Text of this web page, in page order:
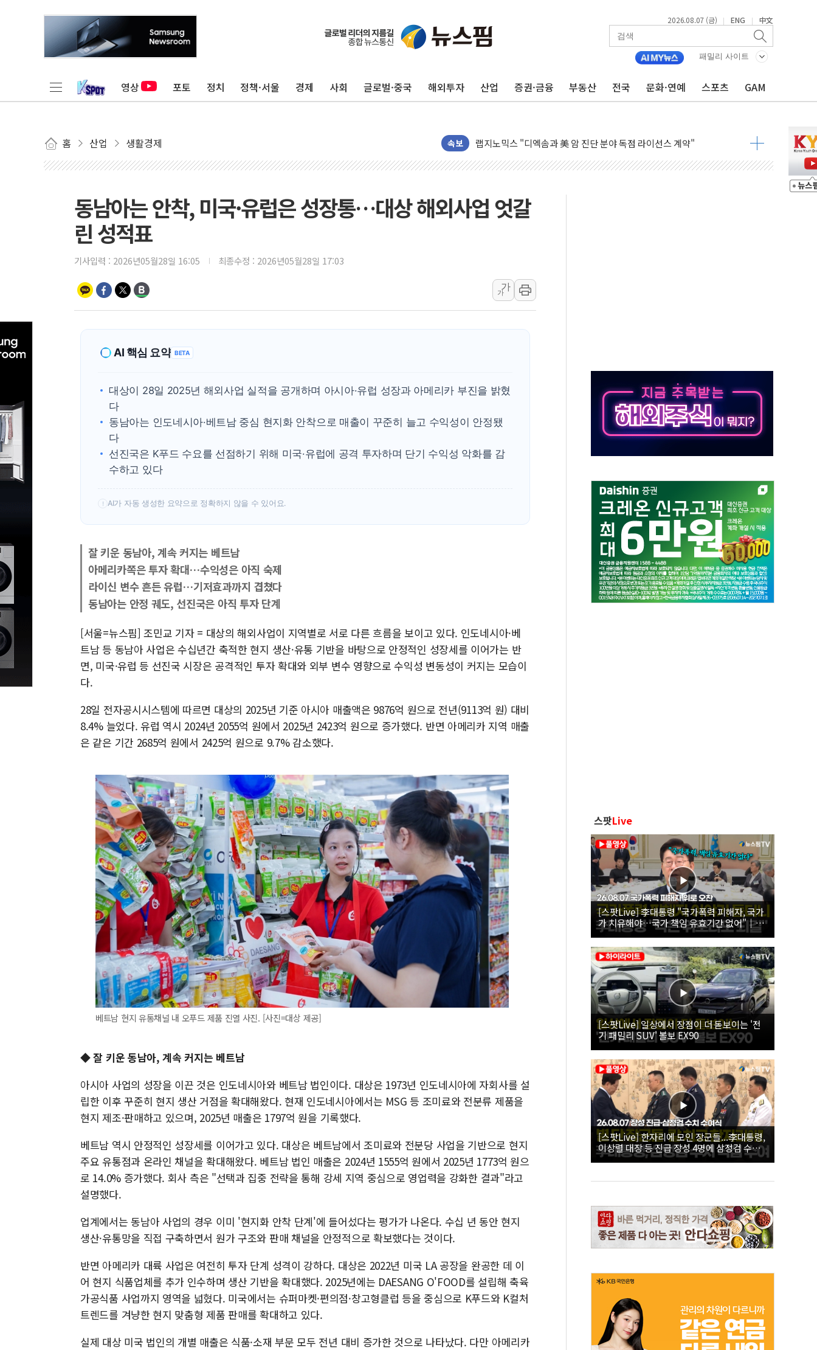
2026.08.07 (금) | ENG | 中文
패밀리 사이트
영상 포토 정치 정책·서울 경제 사회 글로벌·중국 해외투자 산업 증권·금융 부동산 전국 문화·연예 스포츠 GAM
홈 산업 생활경제 속보
李대통령, 호우 피해 경북 안동·의성 특별재난지역 선포
'변기 수리' 집주인에게 흉기 휘두른 30대 세입자…경찰, 현행범 체포
프롬바이오, 10일 거래 재개…"재무구조 개편"
NH농협생명, 농작업 중 온열질환 보장…폭염기 신속 보상 강화
랩지노믹스 "디엑솜과 美 암 진단 분야 독점 라이선스 계약"
보로노이, 폐암 치료제 'VRN11' 캐나다 IND 신청
교보생명, '교보K-맞춤건강보험' 6개월 배타적사용권 획득
벼랑 끝 선 '동전주' 무더기 상폐 위기…관리종목 우려 지정예고 총 63개
서울 재건축·재개발 정상화시 5년 내 9만가구 순증...이주 대란도 제한적
[인사] 공정거래위원회
동남아는 안착, 미국·유럽은 성장통…대상 해외사업 엇갈
린 성적표
기사입력 : 2026년05월28일 16:05 최종수정 : 2026년05월28일 17:03
가
가
AI 핵심 요약 BETA
대상이 28일 2025년 해외사업 실적을 공개하며 아시아·유럽 성장과 아메리카 부진을 밝혔
다
동남아는 인도네시아·베트남 중심 현지화 안착으로 매출이 꾸준히 늘고 수익성이 안정됐
다
선진국은 K푸드 수요를 선점하기 위해 미국·유럽에 공격 투자하며 단기 수익성 악화를 감
수하고 있다
! AI가 자동 생성한 요약으로 정확하지 않을 수 있어요.
잘 키운 동남아, 계속 커지는 베트남
아메리카쪽은 투자 확대…수익성은 아직 숙제
라이신 변수 흔든 유럽…기저효과까지 겹쳤다
동남아는 안정 궤도, 선진국은 아직 투자 단계
[서울=뉴스핌] 조민교 기자 = 대상의 해외사업이 지역별로 서로 다른 흐름을 보이고 있다. 인도네시아·베
트남 등 동남아 사업은 수십년간 축적한 현지 생산·유통 기반을 바탕으로 안정적인 성장세를 이어가는 반
면, 미국·유럽 등 선진국 시장은 공격적인 투자 확대와 외부 변수 영향으로 수익성 변동성이 커지는 모습이
다.
28일 전자공시시스템에 따르면 대상의 2025년 기준 아시아 매출액은 9876억 원으로 전년(9113억 원) 대비
8.4% 늘었다. 유럽 역시 2024년 2055억 원에서 2025년 2423억 원으로 증가했다. 반면 아메리카 지역 매출
은 같은 기간 2685억 원에서 2425억 원으로 9.7% 감소했다.
베트남 현지 유통채널 내 오푸드 제품 진열 사진. [사진=대상 제공]
◆ 잘 키운 동남아, 계속 커지는 베트남
아시아 사업의 성장을 이끈 것은 인도네시아와 베트남 법인이다. 대상은 1973년 인도네시아에 자회사를 설
립한 이후 꾸준히 현지 생산 거점을 확대해왔다. 현재 인도네시아에서는 MSG 등 조미료와 전분류 제품을
현지 제조·판매하고 있으며, 2025년 매출은 1797억 원을 기록했다.
베트남 역시 안정적인 성장세를 이어가고 있다. 대상은 베트남에서 조미료와 전분당 사업을 기반으로 현지
주요 유통점과 온라인 채널을 확대해왔다. 베트남 법인 매출은 2024년 1555억 원에서 2025년 1773억 원으
로 14.0% 증가했다. 회사 측은 "선택과 집중 전략을 통해 강세 지역 중심으로 영업력을 강화한 결과"라고
설명했다.
업계에서는 동남아 사업의 경우 이미 '현지화 안착 단계'에 들어섰다는 평가가 나온다. 수십 년 동안 현지
생산·유통망을 직접 구축하면서 원가 구조와 판매 채널을 안정적으로 확보했다는 것이다.
반면 아메리카 대륙 사업은 여전히 투자 단계 성격이 강하다. 대상은 2022년 미국 LA 공장을 완공한 데 이
어 현지 식품업체를 추가 인수하며 생산 기반을 확대했다. 2025년에는 DAESANG O'FOOD를 설립해 축육
가공식품 사업까지 영역을 넓혔다. 미국에서는 슈퍼마켓·편의점·창고형클럽 등을 중심으로 K푸드와 K컬처
트렌드를 겨냥한 현지 맞춤형 제품 판매를 확대하고 있다.
실제 대상 미국 법인의 개별 매출은 식품·소재 부문 모두 전년 대비 증가한 것으로 나타났다. 다만 아메리카
스팟Live
[스팟Live] 李대통령 "국가폭력 피해자, 국가
가 치유해야…국가 책임 유효기간 없어"｜
26.08.07 국가폭력 피해자 위로 오찬
[스팟Live] 일상에서 장점이 더 돋보이는 '전
기 패밀리 SUV' 볼보 EX90
[스팟Live] 한자리에 모인 장군들...李대통령,
이상렬 대장 등 진급 장성 4명에 삼정검 수치
직접 수여｜26.08.07 장성 진급·삼정검 수치